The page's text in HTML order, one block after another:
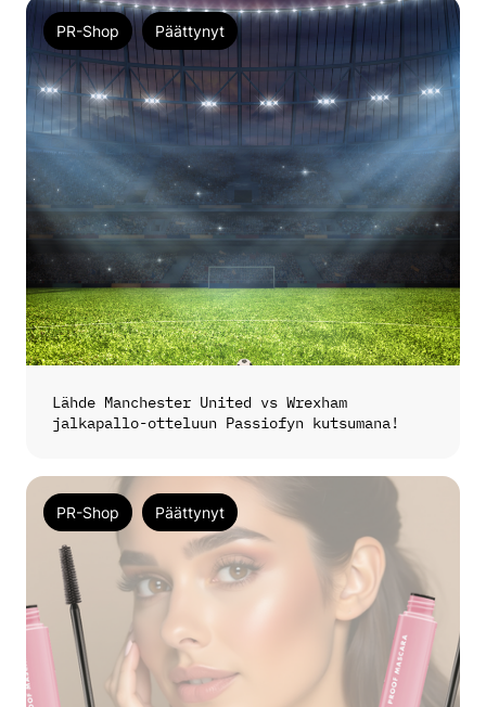
PR-Shop Päättynyt
Lähde Manchester United vs Wrexham
jalkapallo-otteluun Passiofyn kutsumana!
PR-Shop Päättynyt